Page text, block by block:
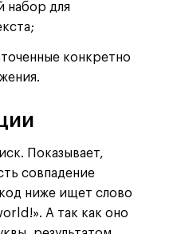
набор для
конкретно
Показывает,
совпадение
ниже ищет слово
А так как оно